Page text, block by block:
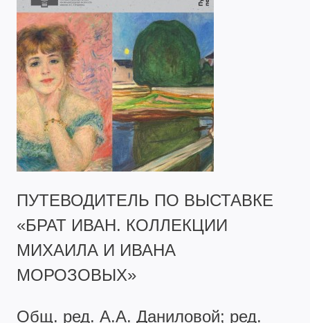
ПУТЕВОДИТЕЛЬ ПО ВЫСТАВКЕ
«БРАТ ИВАН. КОЛЛЕКЦИИ
МИХАИЛА И ИВАНА
МОРОЗОВЫХ»
Общ. ред. А.А. Даниловой; ред.